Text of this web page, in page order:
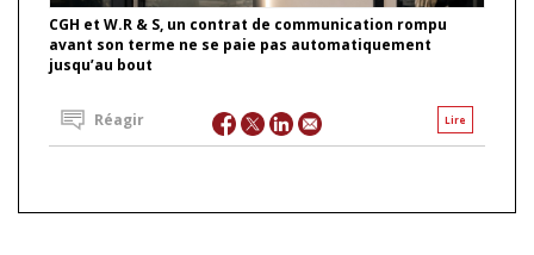
CGH et W.R & S, un contrat de communication rompu
avant son terme ne se paie pas automatiquement
jusqu’au bout
Lire
Réagir